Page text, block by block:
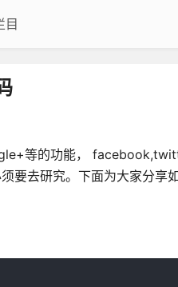
目
等的功能，
要去研究。下面为大家分享